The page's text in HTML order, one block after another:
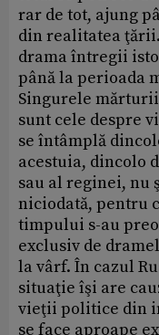
rar de tot, ajung
din realitatea
drama întregii
până la perioada
Singurele
sunt cele despre
se întâmplă
acestuia, dincolo
sau al reginei, nu
niciodată, pentru
timpului s-au
exclusiv de
la vârf. În cazul
situaţie îşi are
vieţii politice din
se face aproape